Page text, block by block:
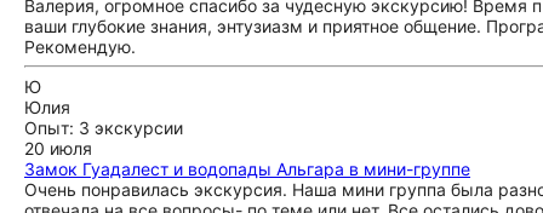
Валерия, огромное спасибо за чудесную экскурсию! Время
ваши глубокие знания, энтузиазм и приятное общение.
Рекомендую.
Ю
Юлия
Опыт: 3 экскурсии
20 июля
Замок Гуадалест и водопады Альгара в мини-группе
Очень понравилась экскурсия. Наша мини группа была